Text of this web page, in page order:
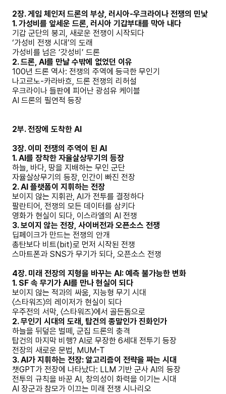
2장. 게임 체인저 드론의 부상, 러시아-우크라이나 전쟁의 민낯
1. 가성비를 앞세운 드론, 러시아 기갑부대를 막아 내다
기갑 군단의 붕괴, 새로운 전쟁이 시작되다
‘가성비 전쟁 시대’의 도래
가성비를 넘은 ‘갓성비’ 드론
2. 드론, AI를 만날 수밖에 없었던 이유
100년 드론 역사: 전쟁의 주역에 등극한 무인기
나고르노-카라바흐, 드론 전쟁의 리허설
우크라이나 들판에 피어난 광섬유 케이블
AI 드론의 필연적 등장
2부. 전장에 도착한 AI
3장. 이미 전쟁의 주역이 된 AI
1. AI를 장착한 자율살상무기의 등장
하늘, 바다, 땅을 지배하는 무인 군단
자율살상무기의 등장, 인간이 빠진 전장
2. AI 플랫폼이 지휘하는 전장
보이지 않는 지휘관, AI가 전투를 결정하다
팔란티어, 전쟁의 모든 데이터를 삼키다
영화가 현실이 되다, 이스라엘의 AI 전쟁
3. 보이지 않는 전장, 사이버전과 오픈소스 전쟁
딥페이크가 만드는 전쟁의 안개
총탄보다 비트(bit)로 먼저 시작된 전쟁
스마트폰과 SNS가 무기가 되다, 오픈소스 전쟁
4장. 미래 전장의 지형을 바꾸는 AI: 예측 불가능한 변화
1. SF 속 무기가 AI를 만나 현실이 되다
보이지 않는 적과의 싸움, 지능형 무기 시대
〈스타워즈〉의 레이저가 현실이 되다
우주전의 서막, 〈스타워즈〉에서 골든돔으로
2. 무인기 시대의 도래, 탑건의 종말인가 진화인가
하늘을 뒤덮은 벌떼, 군집 드론의 충격
탑건의 마지막 비행? AI로 무장한 6세대 전투기 등장
전장의 새로운 문법, MUM-T
3. AI가 지휘하는 전장: 알고리즘이 전략을 짜는 시대
챗GPT가 전장에 나타났다: LLM 기반 군사 AI의 등장
전투의 규칙을 바꾼 AI, 창의성이 화력을 이기는 시대
AI 장군과 참모가 이끄는 미래 전쟁 시나리오